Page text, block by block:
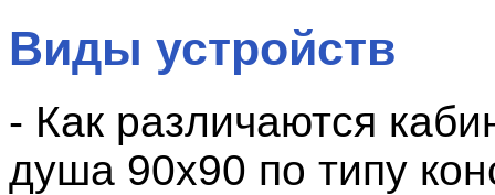
Виды устройств
- Как различаются
душа 90х90 по типу